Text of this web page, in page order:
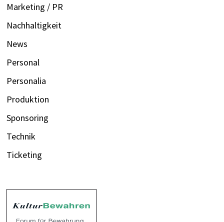
Marketing / PR
Nachhaltigkeit
News
Personal
Personalia
Produktion
Sponsoring
Technik
Ticketing